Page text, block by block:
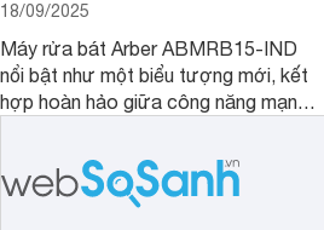
18/09/2025
Máy rửa bát Arber ABMRB15-IND
nổi bật như một biểu tượng mới, kết
hợp hoàn hảo giữa công năng mạnh
thủ đắc lực giúp giải phóng đôi tay,
mang lại sự thoải mái và sang trọng
trong từng khoảnh khắc quây quần.